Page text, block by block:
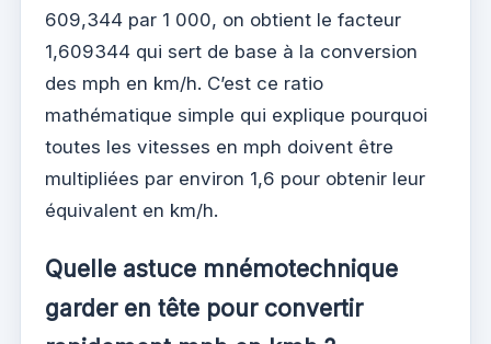
609,344 par 1 000, on obtient le facteur
1,609344 qui sert de base à la conversion
des mph en km/h. C’est ce ratio
mathématique simple qui explique pourquoi
toutes les vitesses en mph doivent être
multipliées par environ 1,6 pour obtenir leur
équivalent en km/h.
Quelle astuce mnémotechnique
garder en tête pour convertir